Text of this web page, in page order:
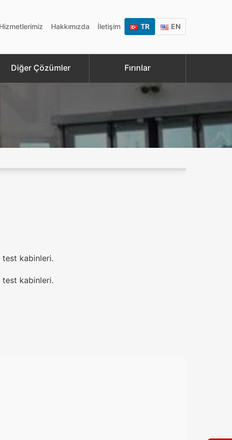
Hizmetlerimiz Hakkımızda İletişim TR EN
Diğer Çözümler Fırınlar
test kabinleri.
test kabinleri.